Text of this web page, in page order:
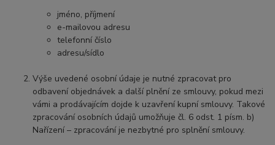
jméno, příjmení
e-mailovou adresu
telefonní číslo
adresu/sídlo
Výše uvedené osobní údaje je nutné zpracovat pro
odbavení objednávek a další plnění ze smlouvy, pokud mezi
vámi a prodávajícím dojde k uzavření kupní smlouvy. Takové
zpracování osobních údajů umožňuje čl. 6 odst. 1 písm. b)
Nařízení – zpracování je nezbytné pro splnění smlouvy.